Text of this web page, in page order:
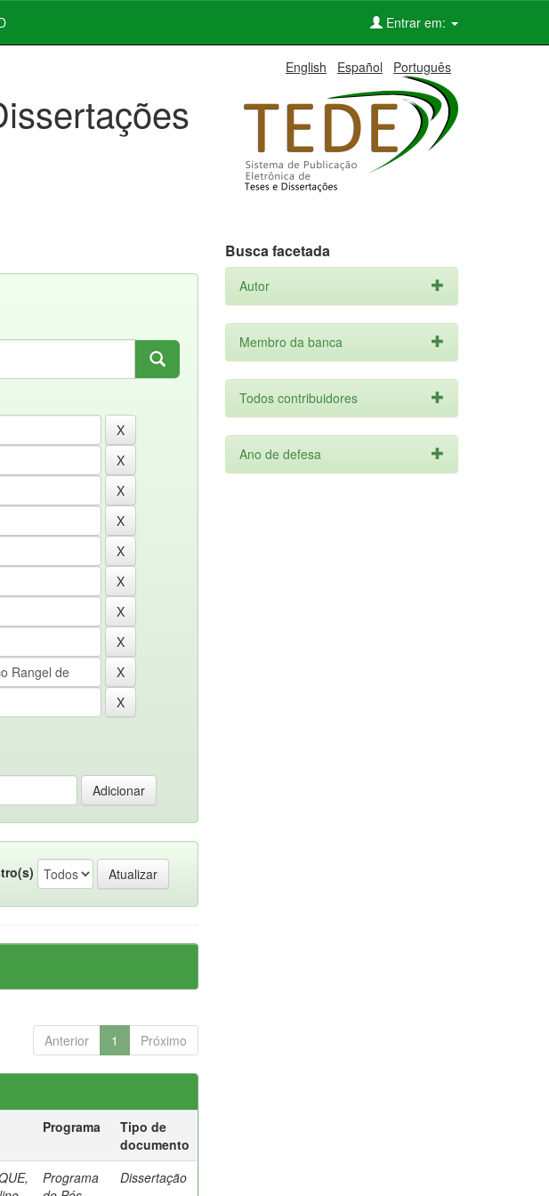
Entrar em:
English Español Português
Anterior 1 Próximo
Programa
Tipo de
documento
Programa
Dissertação
Busca facetada
Autor
Membro da banca
Todos contribuidores
Ano de defesa